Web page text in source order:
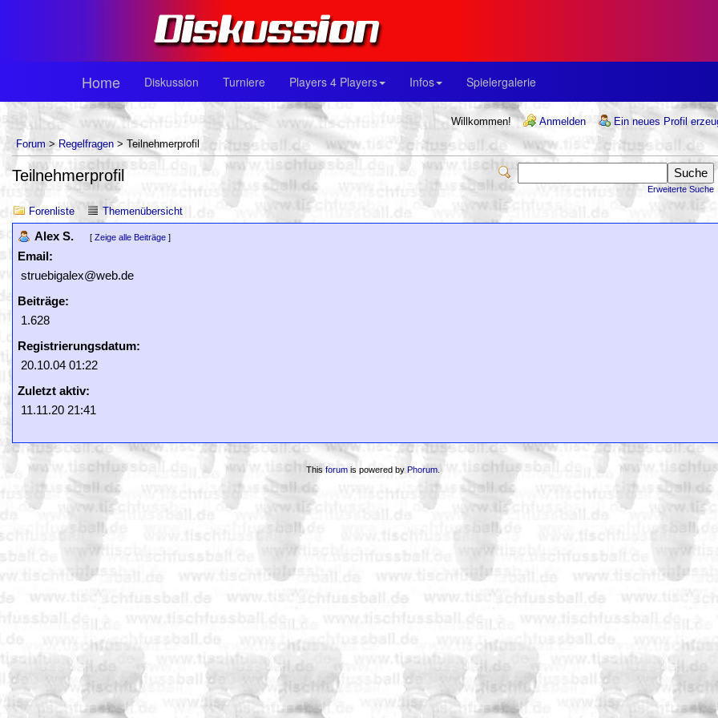
Home Diskussion Turniere Players 4 Players Infos Spielergalerie
Willkommen! Anmelden
Ein neues Profil
Forum > Regelfragen > Teilnehmerprofil
Erweiterte Suche
Teilnehmerprofil
Forenliste Themenübersicht
Alex S. [ Zeige alle Beiträge ]
Email:
struebigalex@web.de
Beiträge:
1.628
Registrierungsdatum:
20.10.04 01:22
Zuletzt aktiv:
11.11.20 21:41
Thisforumis powered by Phorum.